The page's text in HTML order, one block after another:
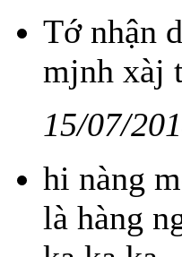
Tớ nhận
mjnh xàj
15/07/
hi nàng
là hàng